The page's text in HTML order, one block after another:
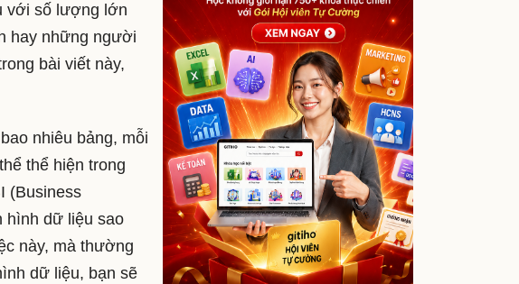
với số lượng lớn
hay những người
bài viết này,
nhiêu bảng, mỗi
thể hiện trong
(Business
hình dữ liệu sao
này, mà thường
dữ liệu, bạn sẽ